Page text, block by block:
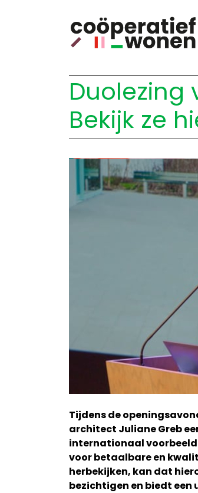
Duolezing
Bekijk ze
Tijdens de
architect Juliane Greb
internationaal
voor betaalbare en
herbekijken, kan dat
bezichtigen en biedt